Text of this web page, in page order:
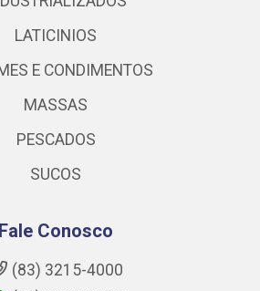
LATICINIOS
E CONDIMENTOS
MASSAS
PESCADOS
SUCOS
Fale Conosco
(83) 3215-4000